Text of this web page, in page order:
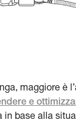
maggiore è
e
in base alla